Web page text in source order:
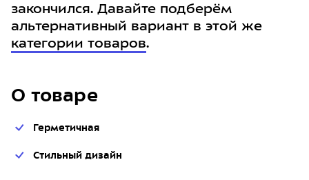
О товаре
Герметичная
Стильный дизайн
закончился. Давайте подберём
альтернативный вариант в этой же
категории товаров.